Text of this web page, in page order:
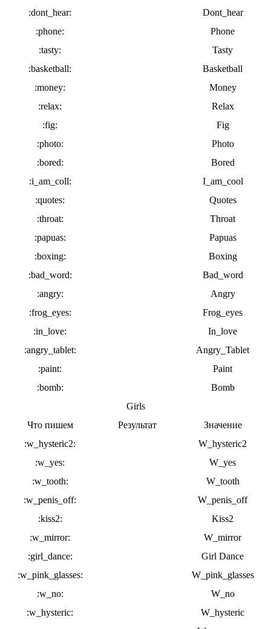
:dont_hear:
Dont_hear
:phone:
Phone
:tasty:
Tasty
:basketball:
Basketball
:money:
Money
:relax:
Relax
:fig:
Fig
:photo:
Photo
:bored:
Bored
:i_am_coll:
I_am_сool
:quotes:
Quotes
:throat:
Throat
:papuas:
Papuas
:boxing:
Boxing
:bad_word:
Bad_word
:angry:
Angry
:frog_eyes:
Frog_eyes
:in_love:
In_love
:angry_tablet:
Angry_Tablet
:paint:
Paint
:bomb:
Bomb
Girls
Что пишем
Результат
Значение
:w_hysteric2:
W_hysteric2
:w_yes:
W_yes
:w_tooth:
W_tooth
:w_penis_off:
W_penis_off
:kiss2:
Kiss2
:w_mirror:
W_mirror
:girl_dance:
Girl Dance
:w_pink_glasses:
W_pink_glasses
:w_no:
W_no
:w_hysteric:
W_hysteric